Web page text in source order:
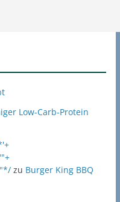
Low-Carb-Protein
zu Burger King BBQ